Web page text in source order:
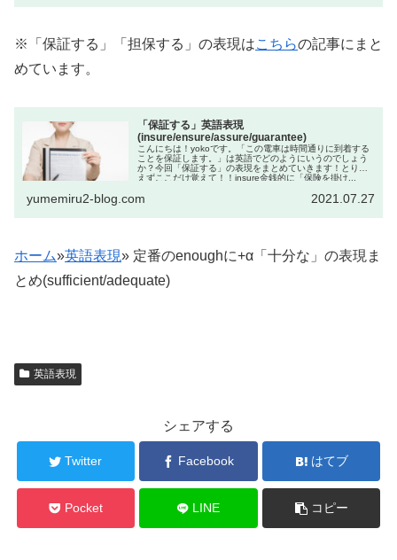
※「保証する」「担保する」の表現はこちらの記事にまと
めています。
「保証する」英語表現
(insure/ensure/assure/guarantee)
こんにちは！yokoです。「この電車は時間通りに到着する
ことを保証します。」は英語でどのようにいうのでしょう
か？今回「保証する」の表現をまとめていきます！とりあ
えずここだけ覚えて！！insure金銭的に「保険を掛け...
yumemiru2-blog.com 2021.07.27
ホーム»英語表現» 定番のenoughに+α「十分な」の表現ま
とめ(sufficient/adequate)
英語表現
シェアする
Twitter Facebook はてブ
Pocket LINE コピー